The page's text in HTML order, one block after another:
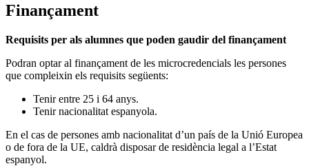
Finançament
Requisits per als alumnes que poden gaudir del finançament
Podran optar al finançament de les microcredencials les persones
que compleixin els requisits següents:
Tenir entre 25 i 64 anys.
Tenir nacionalitat espanyola.
En el cas de persones amb nacionalitat d’un país de la Unió Europea
o de fora de la UE, caldrà disposar de residència legal a l’Estat
espanyol.